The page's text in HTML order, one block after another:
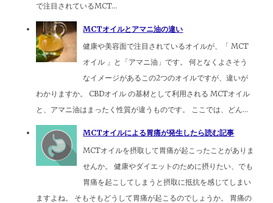
で注目されているMCT...
MCTオイルとアマニ油の違い
健康や美容面で注目されているオイルが、「 MCT
オイル 」と「アマニ油」です。 何となくよさそう
なイメージがあるこの2つのオイルですが、違いが
わかりますか。 CBDオイル の基材として利用される MCTオイル
と、アマニ油はまったく性質が違うものです。 ここでは、どん...
MCTオイルによる胃痛が発生したら読む記事
MCTオイルを摂取して胃痛が起こったことがありま
せんか。 健康やダイエットのために摂りたい、でも
胃痛を起こしてしまうと摂取に抵抗を感じてしまい
ますよね。 そもそもどうして胃痛が起こるのでしょうか。 胃痛の